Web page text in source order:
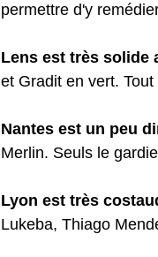
permettre d'y
Lens est très solide
et Gradit en vert.
Nantes est un peu
Merlin. Seuls le
Lyon est très
Lukeba, Thiago